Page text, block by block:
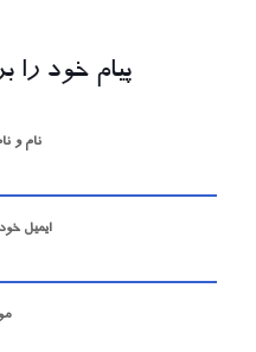
پیام خود را
نام و
ایمیل